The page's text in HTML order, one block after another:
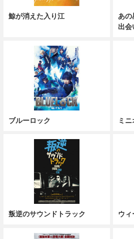
鯨が消えた入り江
あの
出会
ブルーロック ミ
叛逆のサウンドトラック ウィ